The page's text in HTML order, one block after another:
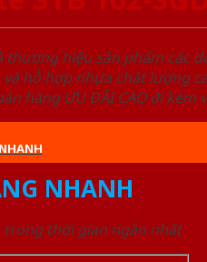
thương hiệu sản phẩm
hỗ hợp nhựa chất lượng
hàng ƯU ĐÃI CAO đi
NHANH
trong thời gian ngắn nhất